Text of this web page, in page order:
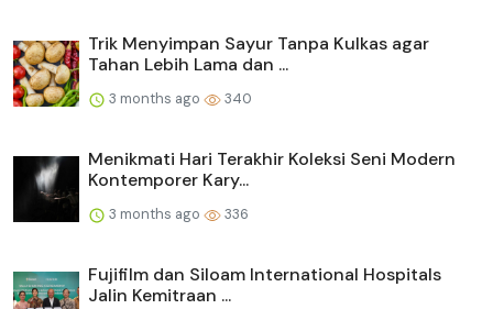
Trik Menyimpan Sayur Tanpa Kulkas agar
Tahan Lebih Lama dan ...
3 months ago 340
Menikmati Hari Terakhir Koleksi Seni Modern
Kontemporer Kary...
3 months ago 336
Fujifilm dan Siloam International Hospitals
Jalin Kemitraan ...